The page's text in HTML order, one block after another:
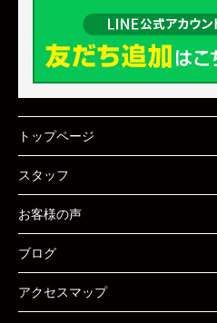
トップページ
スタッフ
お客様の声
ブログ
アクセスマップ